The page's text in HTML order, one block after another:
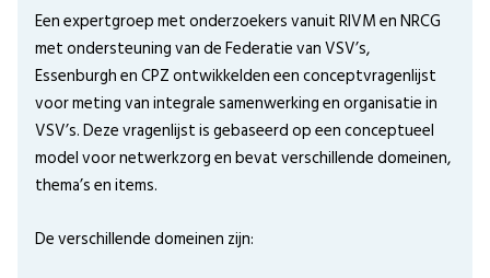
Een expertgroep met onderzoekers vanuit RIVM en NRCG
met ondersteuning van de Federatie van VSV’s,
Essenburgh en CPZ ontwikkelden een conceptvragenlijst
voor meting van integrale samenwerking en organisatie in
VSV’s. Deze vragenlijst is gebaseerd op een conceptueel
model voor netwerkzorg en bevat verschillende domeinen,
thema’s en items.
De verschillende domeinen zijn: